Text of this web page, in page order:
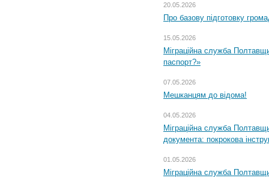
20.05.2026
Про базову підготовку
15.05.2026
Міграційна служба
паспорт?»
07.05.2026
Мешканцям до відома!
04.05.2026
Міграційна служба
документа: покрокова
01.05.2026
Міграційна служба